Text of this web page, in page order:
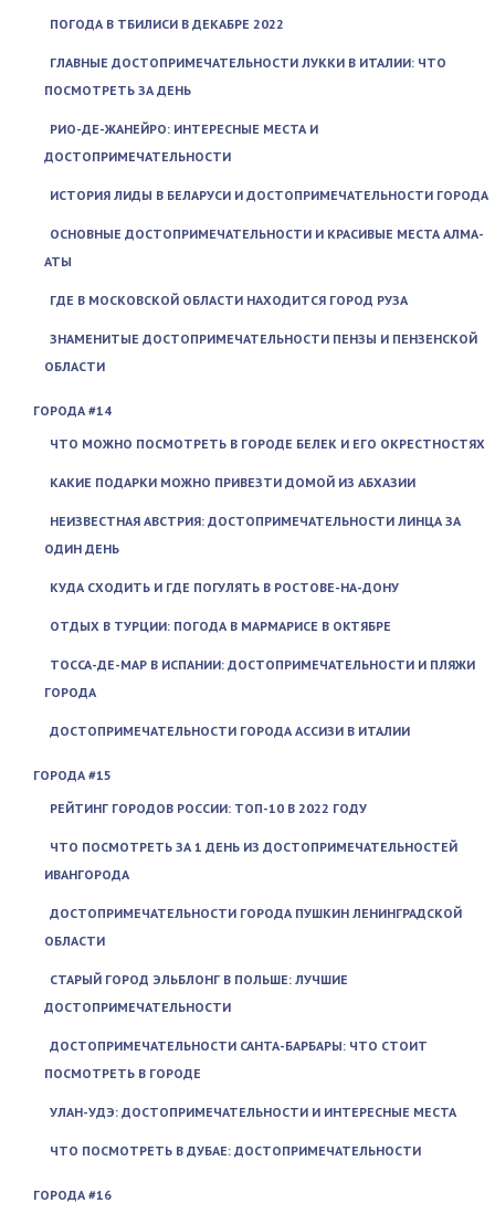
ПОГОДА В ТБИЛИСИ В ДЕКАБРЕ 2022
ГЛАВНЫЕ ДОСТОПРИМЕЧАТЕЛЬНОСТИ ЛУККИ В ИТАЛИИ: ЧТО
ПОСМОТРЕТЬ ЗА ДЕНЬ
РИО-ДЕ-ЖАНЕЙРО: ИНТЕРЕСНЫЕ МЕСТА И
ДОСТОПРИМЕЧАТЕЛЬНОСТИ
ИСТОРИЯ ЛИДЫ В БЕЛАРУСИ И ДОСТОПРИМЕЧАТЕЛЬНОСТИ ГОРОДА
ОСНОВНЫЕ ДОСТОПРИМЕЧАТЕЛЬНОСТИ И КРАСИВЫЕ МЕСТА АЛМА-
АТЫ
ГДЕ В МОСКОВСКОЙ ОБЛАСТИ НАХОДИТСЯ ГОРОД РУЗА
ЗНАМЕНИТЫЕ ДОСТОПРИМЕЧАТЕЛЬНОСТИ ПЕНЗЫ И ПЕНЗЕНСКОЙ
ОБЛАСТИ
ГОРОДА #14
ЧТО МОЖНО ПОСМОТРЕТЬ В ГОРОДЕ БЕЛЕК И ЕГО ОКРЕСТНОСТЯХ
КАКИЕ ПОДАРКИ МОЖНО ПРИВЕЗТИ ДОМОЙ ИЗ АБХАЗИИ
НЕИЗВЕСТНАЯ АВСТРИЯ: ДОСТОПРИМЕЧАТЕЛЬНОСТИ ЛИНЦА ЗА
ОДИН ДЕНЬ
КУДА СХОДИТЬ И ГДЕ ПОГУЛЯТЬ В РОСТОВЕ-НА-ДОНУ
ОТДЫХ В ТУРЦИИ: ПОГОДА В МАРМАРИСЕ В ОКТЯБРЕ
ТОССА-ДЕ-МАР В ИСПАНИИ: ДОСТОПРИМЕЧАТЕЛЬНОСТИ И ПЛЯЖИ
ГОРОДА
ДОСТОПРИМЕЧАТЕЛЬНОСТИ ГОРОДА АССИЗИ В ИТАЛИИ
ГОРОДА #15
РЕЙТИНГ ГОРОДОВ РОССИИ: ТОП-10 В 2022 ГОДУ
ЧТО ПОСМОТРЕТЬ ЗА 1 ДЕНЬ ИЗ ДОСТОПРИМЕЧАТЕЛЬНОСТЕЙ
ИВАНГОРОДА
ДОСТОПРИМЕЧАТЕЛЬНОСТИ ГОРОДА ПУШКИН ЛЕНИНГРАДСКОЙ
ОБЛАСТИ
СТАРЫЙ ГОРОД ЭЛЬБЛОНГ В ПОЛЬШЕ: ЛУЧШИЕ
ДОСТОПРИМЕЧАТЕЛЬНОСТИ
ДОСТОПРИМЕЧАТЕЛЬНОСТИ САНТА-БАРБАРЫ: ЧТО СТОИТ
ПОСМОТРЕТЬ В ГОРОДЕ
УЛАН-УДЭ: ДОСТОПРИМЕЧАТЕЛЬНОСТИ И ИНТЕРЕСНЫЕ МЕСТА
ЧТО ПОСМОТРЕТЬ В ДУБАЕ: ДОСТОПРИМЕЧАТЕЛЬНОСТИ
ГОРОДА #16